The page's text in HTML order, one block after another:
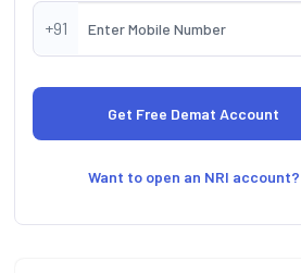
+91
Want to open an NRI account?